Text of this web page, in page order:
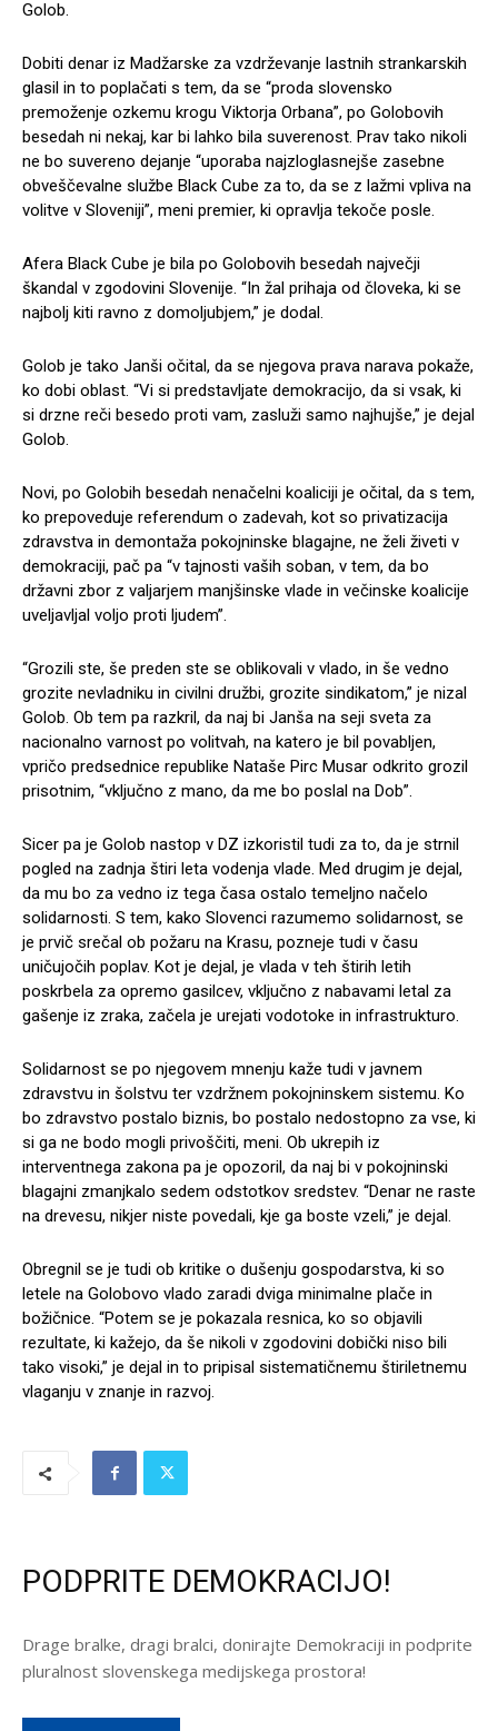
Golob.
Dobiti denar iz Madžarske za vzdrževanje lastnih strankarskih
glasil in to poplačati s tem, da se “proda slovensko
premoženje ozkemu krogu Viktorja Orbana”, po Golobovih
besedah ni nekaj, kar bi lahko bila suverenost. Prav tako nikoli
ne bo suvereno dejanje “uporaba najzloglasnejše zasebne
obveščevalne službe Black Cube za to, da se z lažmi vpliva na
volitve v Sloveniji”, meni premier, ki opravlja tekoče posle.
Afera Black Cube je bila po Golobovih besedah največji
škandal v zgodovini Slovenije. “In žal prihaja od človeka, ki se
najbolj kiti ravno z domoljubjem,” je dodal.
Golob je tako Janši očital, da se njegova prava narava pokaže,
ko dobi oblast. “Vi si predstavljate demokracijo, da si vsak, ki
si drzne reči besedo proti vam, zasluži samo najhujše,” je dejal
Golob.
Novi, po Golobih besedah nenačelni koaliciji je očital, da s tem,
ko prepoveduje referendum o zadevah, kot so privatizacija
zdravstva in demontaža pokojninske blagajne, ne želi živeti v
demokraciji, pač pa “v tajnosti vaših soban, v tem, da bo
državni zbor z valjarjem manjšinske vlade in večinske koalicije
uveljavljal voljo proti ljudem”.
“Grozili ste, še preden ste se oblikovali v vlado, in še vedno
grozite nevladniku in civilni družbi, grozite sindikatom,” je nizal
Golob. Ob tem pa razkril, da naj bi Janša na seji sveta za
nacionalno varnost po volitvah, na katero je bil povabljen,
vpričo predsednice republike Nataše Pirc Musar odkrito grozil
prisotnim, “vključno z mano, da me bo poslal na Dob”.
Sicer pa je Golob nastop v DZ izkoristil tudi za to, da je strnil
pogled na zadnja štiri leta vodenja vlade. Med drugim je dejal,
da mu bo za vedno iz tega časa ostalo temeljno načelo
solidarnosti. S tem, kako Slovenci razumemo solidarnost, se
je prvič srečal ob požaru na Krasu, pozneje tudi v času
uničujočih poplav. Kot je dejal, je vlada v teh štirih letih
poskrbela za opremo gasilcev, vključno z nabavami letal za
gašenje iz zraka, začela je urejati vodotoke in infrastrukturo.
Solidarnost se po njegovem mnenju kaže tudi v javnem
zdravstvu in šolstvu ter vzdržnem pokojninskem sistemu. Ko
bo zdravstvo postalo biznis, bo postalo nedostopno za vse, ki
si ga ne bodo mogli privoščiti, meni. Ob ukrepih iz
interventnega zakona pa je opozoril, da naj bi v pokojninski
blagajni zmanjkalo sedem odstotkov sredstev. “Denar ne raste
na drevesu, nikjer niste povedali, kje ga boste vzeli,” je dejal.
Obregnil se je tudi ob kritike o dušenju gospodarstva, ki so
letele na Golobovo vlado zaradi dviga minimalne plače in
božičnice. “Potem se je pokazala resnica, ko so objavili
rezultate, ki kažejo, da še nikoli v zgodovini dobički niso bili
tako visoki,” je dejal in to pripisal sistematičnemu štiriletnemu
vlaganju v znanje in razvoj.
PODPRITE DEMOKRACIJO!
Drage bralke, dragi bralci, donirajte Demokraciji in podprite
pluralnost slovenskega medijskega prostora!